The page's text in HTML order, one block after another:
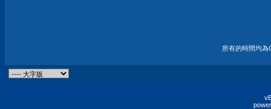
所有的時間均為